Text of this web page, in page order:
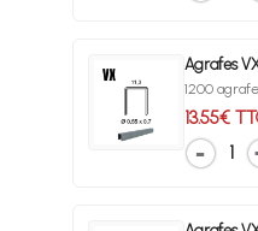
Agrafes
1200
13.55€
1